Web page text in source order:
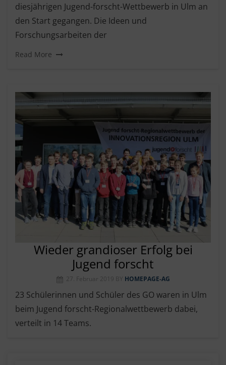
diesjährigen Jugend-forscht-Wettbewerb in Ulm an
den Start gegangen. Die Ideen und
Forschungsarbeiten der
Read More
Wieder grandioser Erfolg bei
Jugend forscht
27. Februar 2019 BY HOMEPAGE-AG
23 Schülerinnen und Schüler des GO waren in Ulm
beim Jugend forscht-Regionalwettbewerb dabei,
verteilt in 14 Teams.